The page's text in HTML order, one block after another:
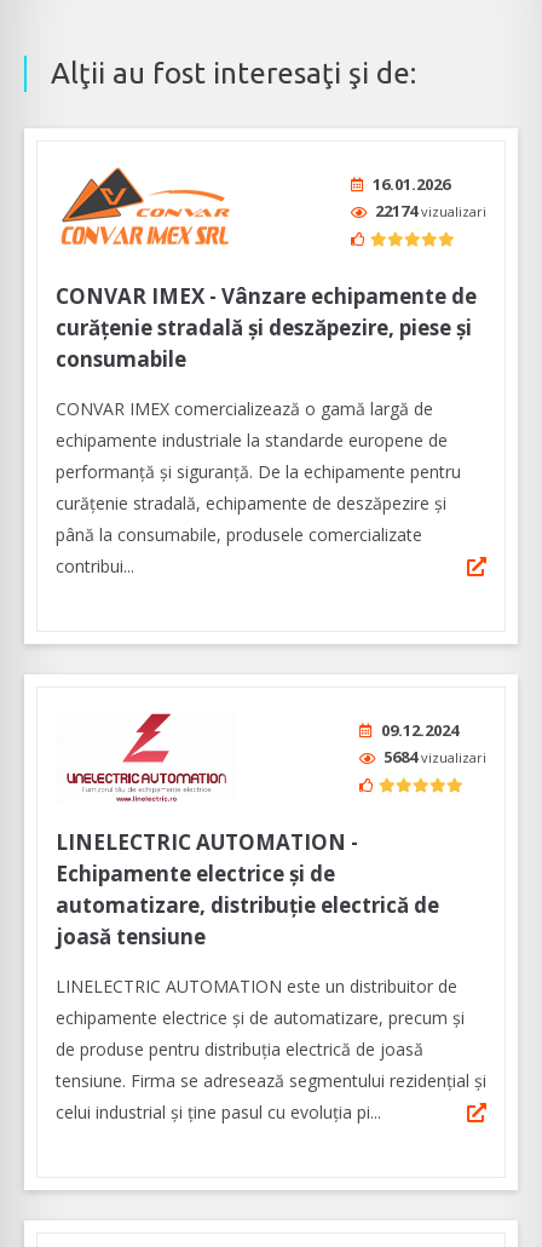
Alţii au fost interesaţi şi de:
16.01.2026
22174vizualizari
CONVAR IMEX - Vânzare echipamente de
curățenie stradală și deszăpezire, piese și
consumabile
CONVAR IMEX comercializează o gamă largă de
echipamente industriale la standarde europene de
performanță și siguranță. De la echipamente pentru
curățenie stradală, echipamente de deszăpezire și
până la consumabile, produsele comercializate
contribui...
09.12.2024
5684vizualizari
LINELECTRIC AUTOMATION -
Echipamente electrice și de
automatizare, distribuție electrică de
joasă tensiune
LINELECTRIC AUTOMATION este un distribuitor de
echipamente electrice și de automatizare, precum și
de produse pentru distribuția electrică de joasă
tensiune. Firma se adresează segmentului rezidențial și
celui industrial și ține pasul cu evoluția pi...